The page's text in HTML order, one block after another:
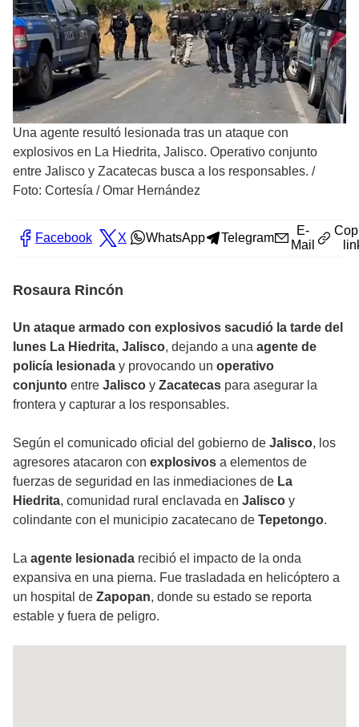
Una agente resultó lesionada tras un ataque con
explosivos en La Hiedrita, Jalisco. Operativo conjunto
entre Jalisco y Zacatecas busca a los responsables. /
Foto: Cortesía / Omar Hernández
Facebook X WhatsApp Telegram
E-
Mail
Rosaura Rincón
Un ataque armado con explosivos sacudió la tarde del
lunes La Hiedrita, Jalisco, dejando a una agente de
policía lesionada y provocando un operativo
conjunto entre Jalisco y Zacatecas para asegurar la
frontera y capturar a los responsables.
Según el comunicado oficial del gobierno de Jalisco, los
agresores atacaron con explosivos a elementos de
fuerzas de seguridad en las inmediaciones de La
Hiedrita, comunidad rural enclavada en Jalisco y
colindante con el municipio zacatecano de Tepetongo.
La agente lesionada recibió el impacto de la onda
expansiva en una pierna. Fue trasladada en helicóptero a
un hospital de Zapopan, donde su estado se reporta
estable y fuera de peligro.